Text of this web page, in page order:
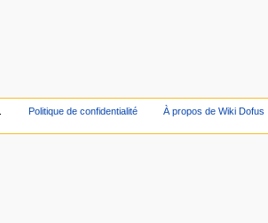
Politique de confidentialité À propos de Wiki Dofus